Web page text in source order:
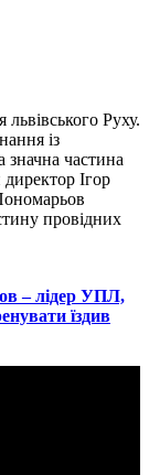
Руху.
із
частина
Ігор
провідних
– лідер УПЛ,
їздив